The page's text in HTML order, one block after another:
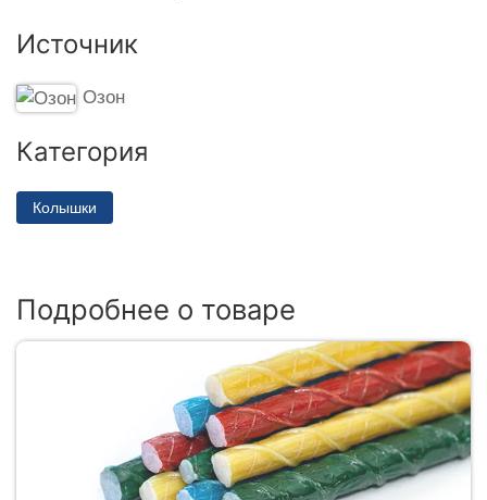
Источник
Озон
Категория
Колышки
Подробнее о товаре